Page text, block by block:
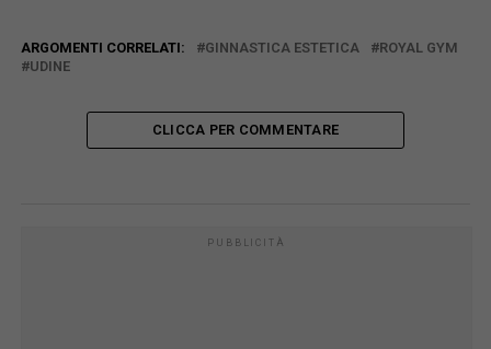
ARGOMENTI CORRELATI: GINNASTICA ESTETICA
ROYAL GYM
UDINE
CLICCA PER COMMENTARE
PUBBLICITÀ